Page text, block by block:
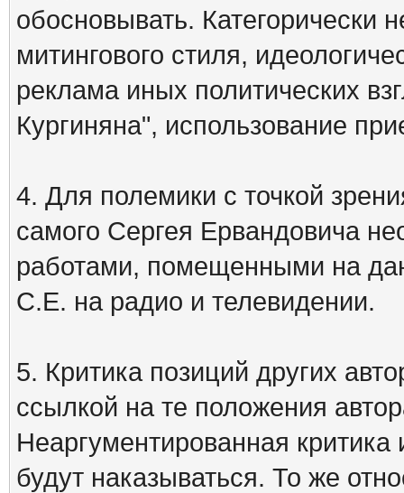
обосновывать. Категорически
митингового стиля,
реклама иных политических
Кургиняна", использование
4. Для полемики с точкой
самого Сергея Ервандовича
работами, помещенными на
С.Е. на радио и телевидении.
5. Критика позиций других
ссылкой на те положения
Неаргументированная
будут наказываться. То же